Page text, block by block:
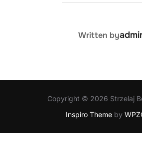
POST AUTHOR
Written by
Copyright © 2026 Strzelaj
Inspiro Themeby